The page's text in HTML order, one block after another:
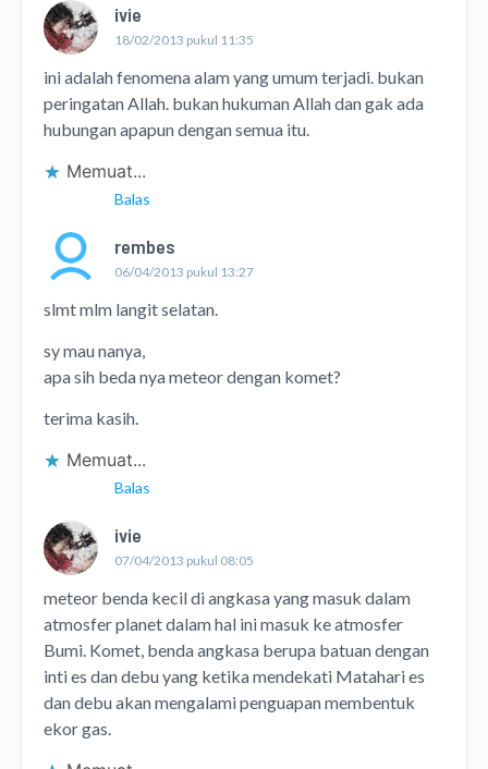
ivie
18/02/2013 pukul 11:35
ini adalah fenomena alam yang umum terjadi. bukan
peringatan Allah. bukan hukuman Allah dan gak ada
hubungan apapun dengan semua itu.
Memuat...
Balas
rembes
06/04/2013 pukul 13:27
slmt mlm langit selatan.
sy mau nanya,
apa sih beda nya meteor dengan komet?
terima kasih.
Memuat...
Balas
ivie
07/04/2013 pukul 08:05
meteor benda kecil di angkasa yang masuk dalam
atmosfer planet dalam hal ini masuk ke atmosfer
Bumi. Komet, benda angkasa berupa batuan dengan
inti es dan debu yang ketika mendekati Matahari es
dan debu akan mengalami penguapan membentuk
ekor gas.